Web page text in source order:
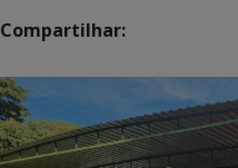
Compartilhar: